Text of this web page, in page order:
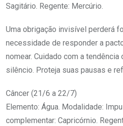
Sagitário. Regente: Mercúrio.
Uma obrigação invisível perderá
necessidade de responder a
nomear. Cuidado com a tendência
silêncio. Proteja suas pausas e
Câncer (21/6 a 22/7)
Elemento: Água. Modalidade:
complementar: Capricórnio.